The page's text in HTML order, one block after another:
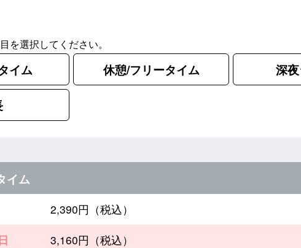
を選択してください。
イム 休憩/フリータイム 深
イム
2,390円（税込）
3,160円（税込）